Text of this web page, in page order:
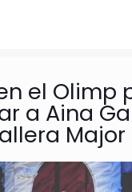
el Olimp
a Aina
Major